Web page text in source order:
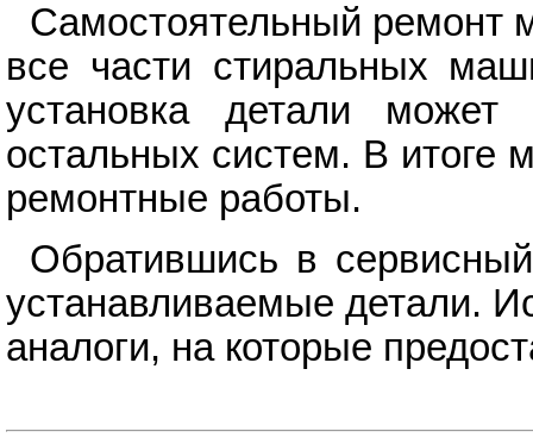
Самостоятельный ремонт
все части стиральных
установка детали может
остальных систем. В итоге
ремонтные работы.
Обратившись в
устанавливаемые детали.
аналоги, на которые